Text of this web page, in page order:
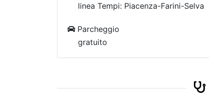
linea Tempi: Piacenza-Farini-Selva
Parcheggio
gratuito